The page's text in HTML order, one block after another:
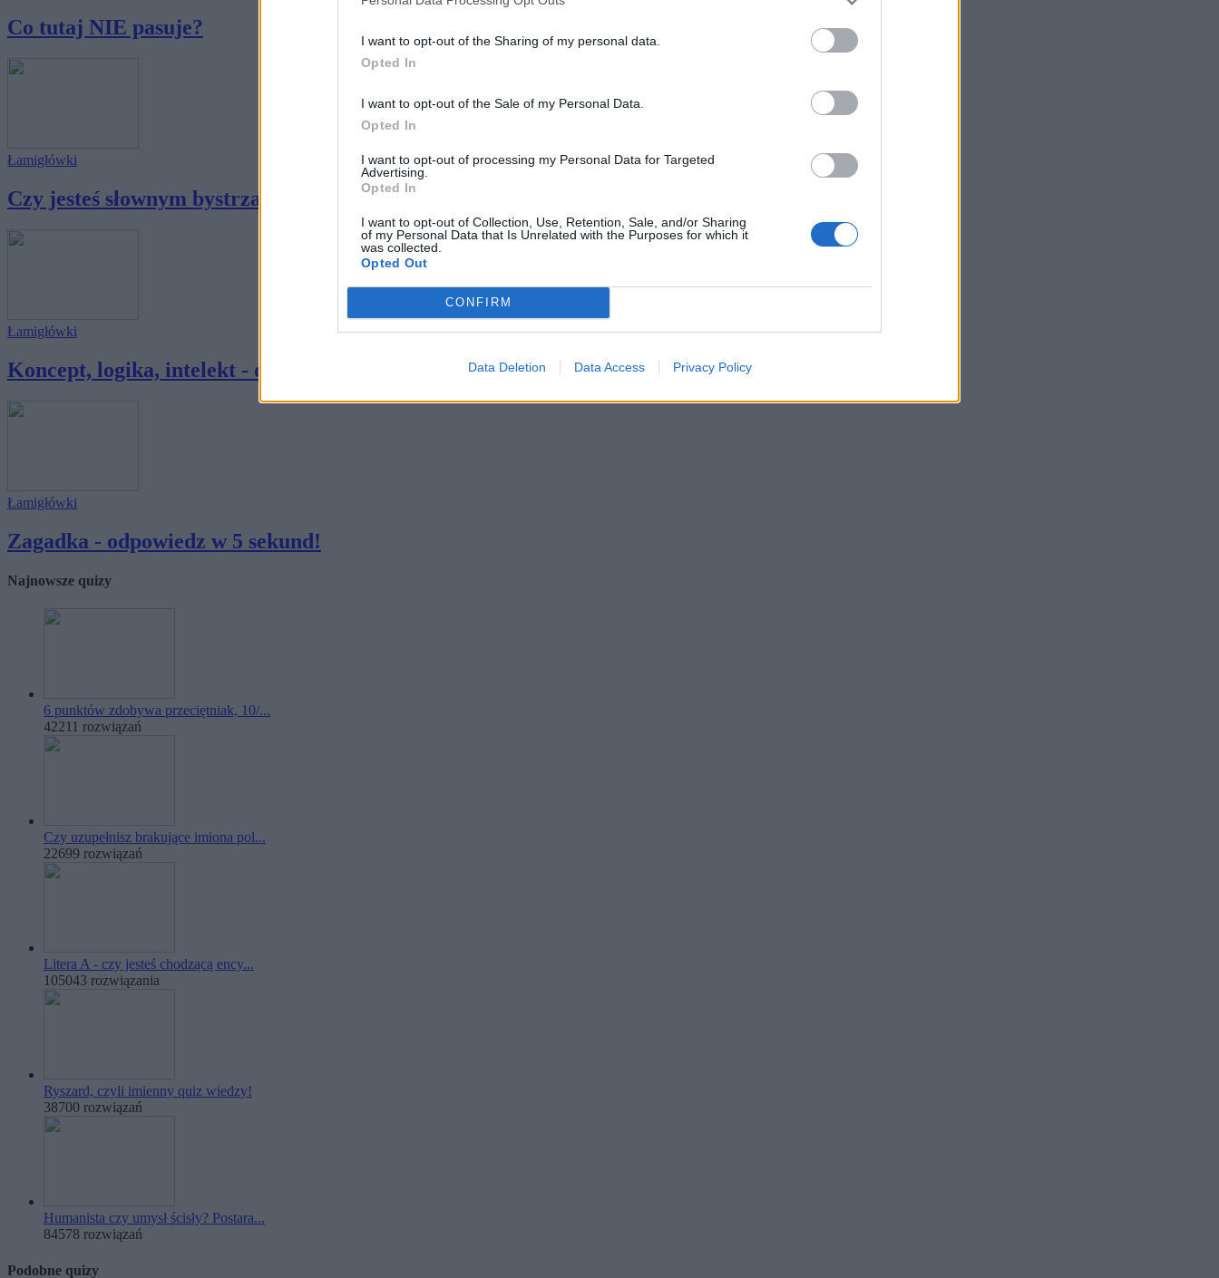
I want to opt-out of the Sharing of my personal data.
Opted In
I want to opt-out of the Sale of my Personal Data.
Opted In
I want to opt-out of processing my Personal Data for Targeted
Advertising.
Opted In
I want to opt-out of Collection, Use, Retention, Sale, and/or Sharing
of my Personal Data that Is Unrelated with the Purposes for which it
was collected.
Opted Out
CONFIRM
Data Deletion Data Access Privacy Policy
Co tutaj NIE pasuje?
Łamigłówki
Czy jesteś słownym bystrzakiem?
Łamigłówki
Koncept, logika, intelekt - dasz radę przejść...
Łamigłówki
Zagadka - odpowiedz w 5 sekund!
Najnowsze quizy
6 punktów zdobywa przeciętniak, 10/...
42211 rozwiązań
Czy uzupełnisz brakujące imiona pol...
22699 rozwiązań
Litera A - czy jesteś chodzącą ency...
105043 rozwiązania
Ryszard, czyli imienny quiz wiedzy!
38700 rozwiązań
Humanista czy umysł ścisły? Postara...
84578 rozwiązań
Podobne quizy